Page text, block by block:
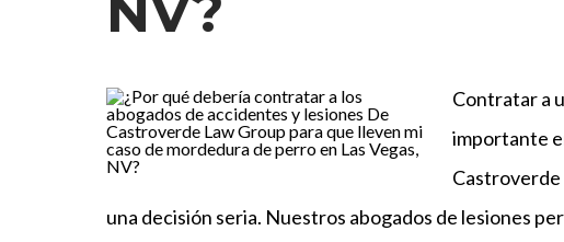
Contratar a
importante
Castroverde
una decisión seria. Nuestros abogados de lesiones